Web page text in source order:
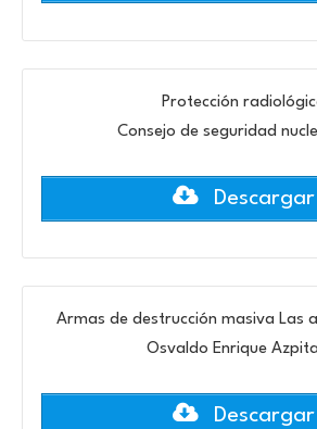
Protección
Consejo de seguridad
Descargar
Armas de destrucción masiva Las
Osvaldo Enrique
Descargar